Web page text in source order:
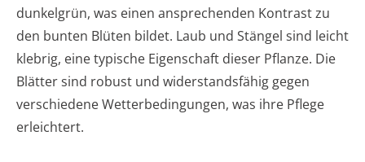
dunkelgrün, was einen ansprechenden Kontrast zu
den bunten Blüten bildet. Laub und Stängel sind leicht
klebrig, eine typische Eigenschaft dieser Pflanze. Die
Blätter sind robust und widerstandsfähig gegen
verschiedene Wetterbedingungen, was ihre Pflege
erleichtert.